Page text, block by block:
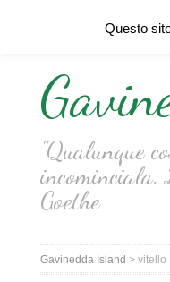
"Qualunque
incominciala.
Goethe
Gavinedda Island > vitello
Questo